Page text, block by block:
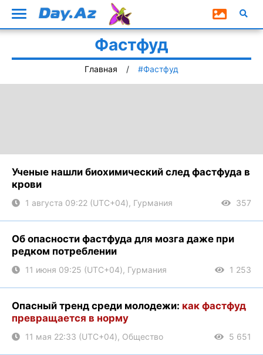
Фастфуд
Главная #Фастфуд
Ученые нашли биохимический след фастфуда в
крови
1 августа 09:22 (UTC+04), Гурмания 357
Об опасности фастфуда для мозга даже при
редком потреблении
11 июня 09:25 (UTC+04), Гурмания 1 253
Опасный тренд среди молодежи: как фастфуд
превращается в норму
11 мая 22:33 (UTC+04), Общество 5 651